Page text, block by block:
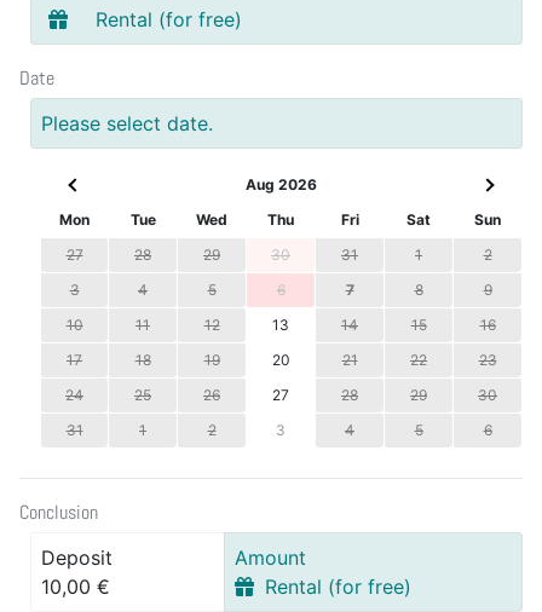
Rental (for free)
Date
Please select date.
Aug 2026
Mon
Tue Wed Thu Fri Sat
Sun
27
28 29 30 31 1
2
3
4 5 6 7 8
9
10
11 12 13 14 15
16
17
18 19 20 21 22
23
24
25 26 27 28 29
30
31
1 2 3 4 5 6
Conclusion
Deposit
10,00 €
Amount
Rental (for free)